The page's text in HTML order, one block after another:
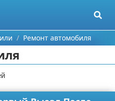
Ремонт автомобиля